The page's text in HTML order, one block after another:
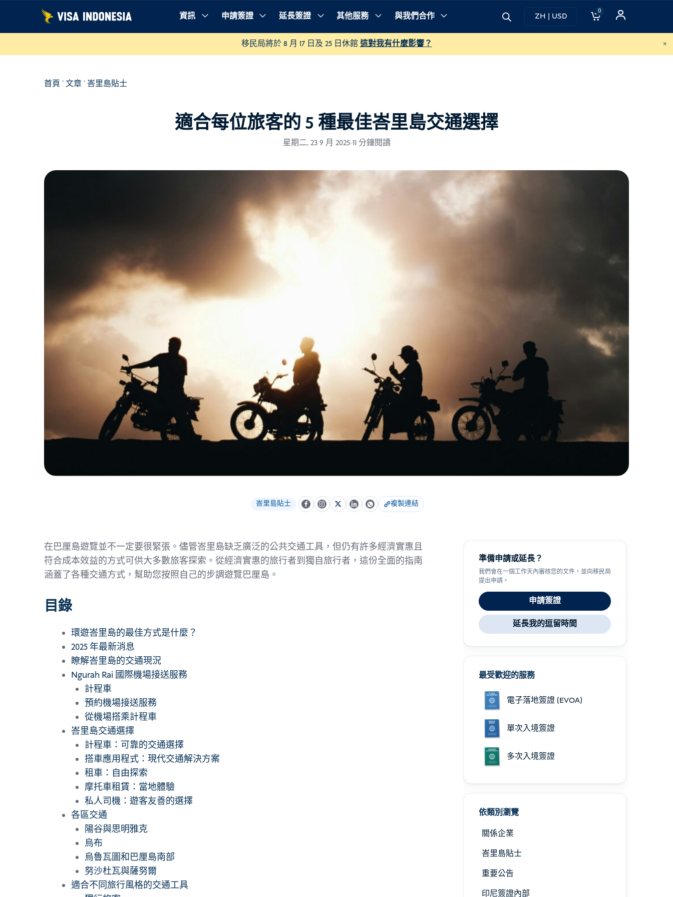
內
資訊 申請簽證 延長簽證 其他服務 與我們合作 ZH | USD
0
移民局將於 8 月 17 日及 25 日休館 這對我有什麼影響？ ×
首頁 '文章'峇里島貼士
適合每位旅客的 5 種最佳峇里島交通選擇
星期二, 23 9 月 2025-11 分鐘閱讀
峇里島貼士 複製連結
在巴厘島遊覽並不一定要很緊張。儘管峇里島缺乏廣泛的公共交通工具，但仍有許多經濟實惠且
符合成本效益的方式可供大多數旅客探索。從經濟實惠的旅行者到獨自旅行者，這份全面的指南
涵蓋了各種交通方式，幫助您按照自己的步調遊覽巴厘島。
目錄
環遊峇里島的最佳方式是什麼？
2025 年最新消息
瞭解峇里島的交通現況
Ngurah Rai 國際機場接送服務
計程車
預約機場接送服務
從機場搭乘計程車
峇里島交通選擇
計程車：可靠的交通選擇
搭車應用程式：現代交通解決方案
租車：自由探索
摩托車租賃：當地體驗
私人司機：遊客友善的選擇
各區交通
陽谷與思明雅克
烏布
烏魯瓦圖和巴厘島南部
努沙杜瓦與薩努爾
適合不同旅行風格的交通工具
準備申請或延長？
我們會在一個工作天內審核您的文件，並向移民局
提出申請。
申請簽證
延長我的逗留時間
最受歡迎的服務
電子落地簽證 (EVOA)
單次入境簽證
多次入境簽證
依類別瀏覽
關係企業
峇里島貼士
重要公告
印尼簽證內部